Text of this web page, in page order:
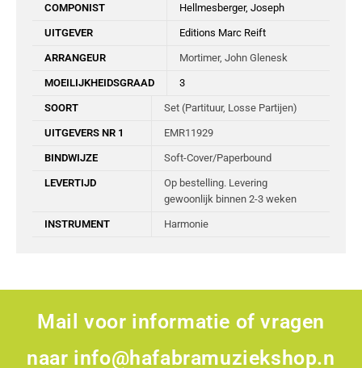
COMPONIST Hellmesberger, Joseph
UITGEVER Editions Marc Reift
ARRANGEUR Mortimer, John Glenesk
MOEILIJKHEIDSGRAAD 3
SOORT Set (Partituur, Losse Partijen)
UITGEVERS NR 1 EMR11929
BINDWIJZE Soft-Cover/Paperbound
LEVERTIJD
Op bestelling. Levering
gewoonlijk binnen 2-3 weken
INSTRUMENT Harmonie
Mail voor informatie of vragen
naar info@hafabramuziekshop.n